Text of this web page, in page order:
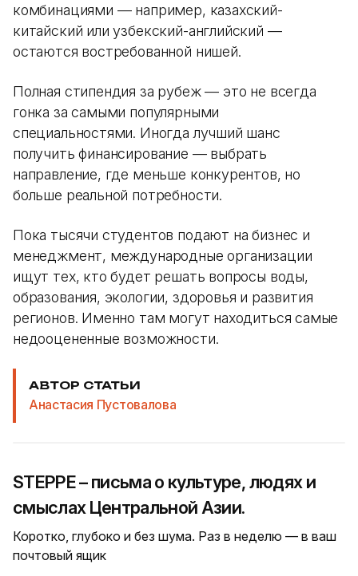
комбинациями — например, казахский-
китайский или узбекский-английский —
остаются востребованной нишей.
Полная стипендия за рубеж — это не всегда
гонка за самыми популярными
специальностями. Иногда лучший шанс
получить финансирование — выбрать
направление, где меньше конкурентов, но
больше реальной потребности.
Пока тысячи студентов подают на бизнес и
менеджмент, международные организации
ищут тех, кто будет решать вопросы воды,
образования, экологии, здоровья и развития
регионов. Именно там могут находиться самые
недооцененные возможности.
АВТОР СТАТЬИ
Анастасия Пустовалова
STEPPE – письма о культуре, людях и
смыслах Центральной Азии.
Коротко, глубоко и без шума. Раз в неделю — в ваш
почтовый ящик